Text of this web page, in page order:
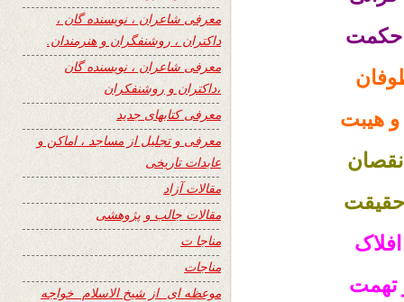
حکمت
هیبت
تهمت
معرفی شاعران ، نویسنده گان ،
داکتران ، روشنفگران و هنرمندان.
معرفی شاعران ، نویسنده گان
،داکتران و روشنفکران
معرفی کتابهای جدید
معرفی و تجلیل از مساجد ، اماکن و
عابدات تاریخی
مقالات آزاد
مقالات جالب و پژوهشی
مناجا ت
مناجات
موعظه ای از شیخ الاسلام خواجه